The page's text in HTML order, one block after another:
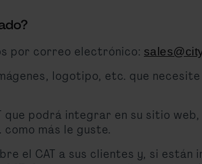
por correo electrónico:
logotipo, etc. que
que podrá integrar en su sitio
más le guste.
el CAT a sus clientes y, si